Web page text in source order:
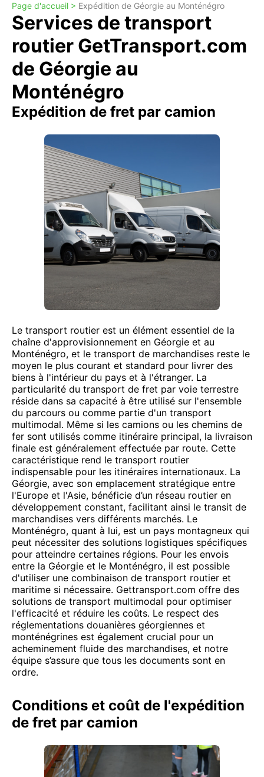
Page d'accueil > Expédition de Géorgie au Monténégro
Services de transport
routier GetTransport.com
de Géorgie au
Monténégro
Expédition de fret par camion
Le transport routier est un élément essentiel de la
chaîne d'approvisionnement en Géorgie et au
Monténégro, et le transport de marchandises reste le
moyen le plus courant et standard pour livrer des
biens à l'intérieur du pays et à l'étranger. La
particularité du transport de fret par voie terrestre
réside dans sa capacité à être utilisé sur l'ensemble
du parcours ou comme partie d'un transport
multimodal. Même si les camions ou les chemins de
fer sont utilisés comme itinéraire principal, la livraison
finale est généralement effectuée par route. Cette
caractéristique rend le transport routier
indispensable pour les itinéraires internationaux. La
Géorgie, avec son emplacement stratégique entre
l'Europe et l'Asie, bénéficie d’un réseau routier en
développement constant, facilitant ainsi le transit de
marchandises vers différents marchés. Le
Monténégro, quant à lui, est un pays montagneux qui
peut nécessiter des solutions logistiques spécifiques
pour atteindre certaines régions. Pour les envois
entre la Géorgie et le Monténégro, il est possible
d'utiliser une combinaison de transport routier et
maritime si nécessaire. Gettransport.com offre des
solutions de transport multimodal pour optimiser
l'efficacité et réduire les coûts. Le respect des
réglementations douanières géorgiennes et
monténégrines est également crucial pour un
acheminement fluide des marchandises, et notre
équipe s’assure que tous les documents sont en
ordre.
Conditions et coût de l'expédition
de fret par camion